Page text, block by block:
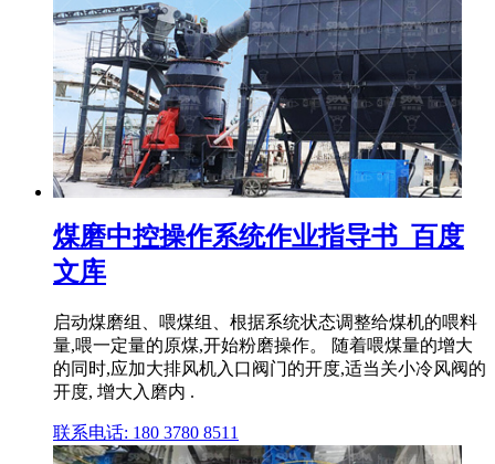
煤磨中控操作系统作业指导书_百度
文库
启动煤磨组、喂煤组、根据系统状态调整给煤机的喂料
量,喂一定量的原煤,开始粉磨操作。 随着喂煤量的增大
的同时,应加大排风机入口阀门的开度,适当关小冷风阀的
开度, 增大入磨内 .
联系电话: 180 3780 8511